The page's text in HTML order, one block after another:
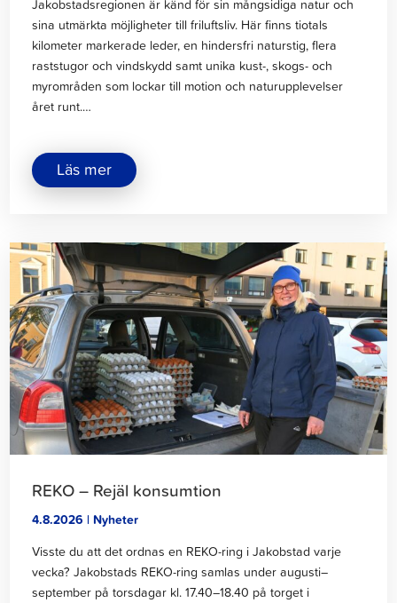
Jakobstadsregionen är känd för sin mångsidiga natur och
sina utmärkta möjligheter till friluftsliv. Här finns tiotals
kilometer markerade leder, en hindersfri naturstig, flera
raststugor och vindskydd samt unika kust-, skogs- och
myrområden som lockar till motion och naturupplevelser
året runt.…
Läs merom
"Jakobstads
året
runt"
Klicka
för
att
läsa
artikeln
REKO – Rejäl konsumtion
4.8.2026 | Nyheter
Visste du att det ordnas en REKO-ring i Jakobstad varje
vecka? Jakobstads REKO-ring samlas under augusti–
september på torsdagar kl. 17.40–18.40 på torget i